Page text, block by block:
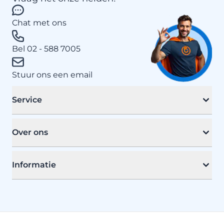
Chat met ons
Bel 02 - 588 7005
Stuur ons een email
Service
Over ons
Informatie